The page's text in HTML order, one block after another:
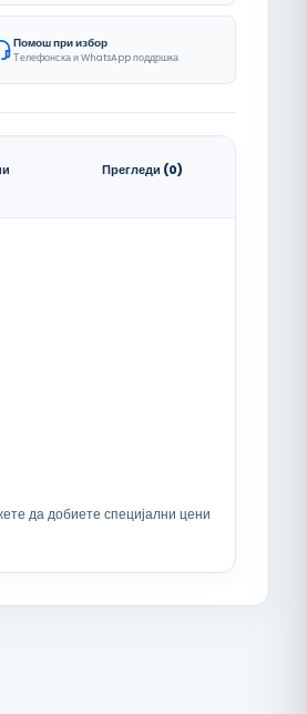
Помош при избор
Телефонска и WhatsApp поддршка
Прегледи (0)
да добиете специјални цени